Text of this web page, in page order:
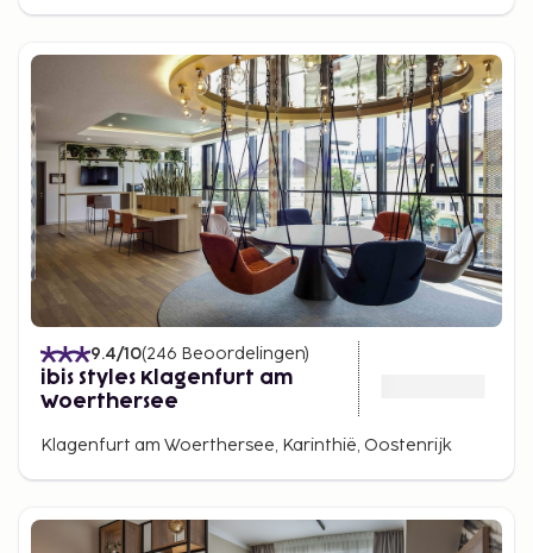
9.4/10(246 Beoordelingen)
ibis Styles Klagenfurt am
Woerthersee
Klagenfurt am Woerthersee, Karinthië, Oostenrijk